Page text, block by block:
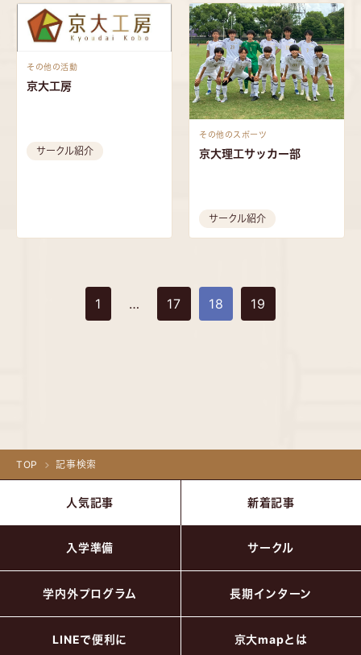
その他の活動
京大工房
サークル紹介
その他のスポーツ
京大理工サッカー部
サークル紹介
1 … 17 18 19
TOP 記事検索
人気記事 新着記事
入学準備 サークル
学内外プログラム 長期インターン
LINEで便利に 京大mapとは